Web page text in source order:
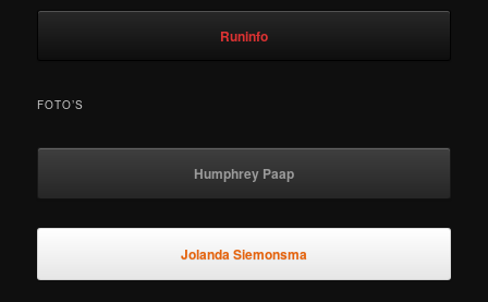
Runinfo
FOTO’S
Humphrey Paap
Jolanda Siemonsma